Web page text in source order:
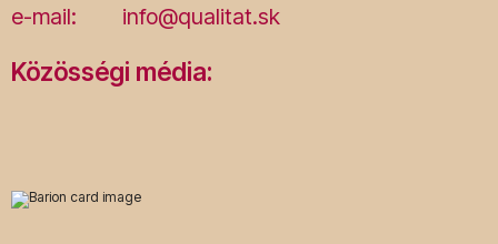
e-mail:
info@qualitat.sk
Közösségi média: